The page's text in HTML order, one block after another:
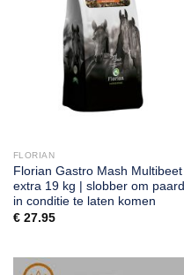
FLORIAN
Florian Gastro Mash Multibeet
extra 19 kg | slobber om paard
in conditie te laten komen
€27.95